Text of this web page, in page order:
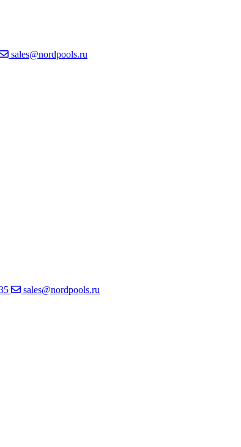
sales@nordpools.ru
sales@nordpools.ru